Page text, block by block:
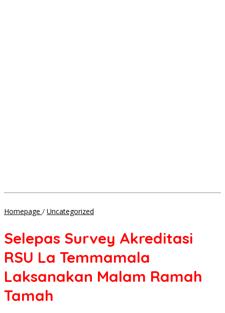
Homepage / Uncategorized
RSU
Temmamala
Malam
Selepas Survey Akreditasi
RSU La Temmamala
Laksanakan Malam Ramah
Tamah